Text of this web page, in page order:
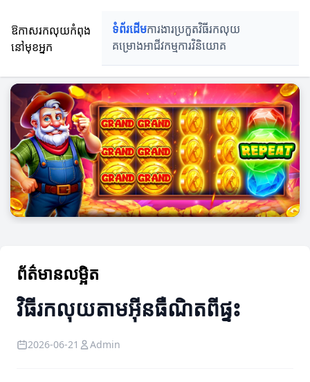
ឱកាសរកលុយកំពុង
នៅមុខអ្នក
ទំព័រដើមការងារប្រកួតវិធីរកលុយ
គម្រោងអាជីវកម្មការវិនិយោគ
ព័ត៌មានលម្អិត
វិធីរកលុយតាមអ៊ីនធឺណិតពីផ្ទះ
2026-06-21 Admin